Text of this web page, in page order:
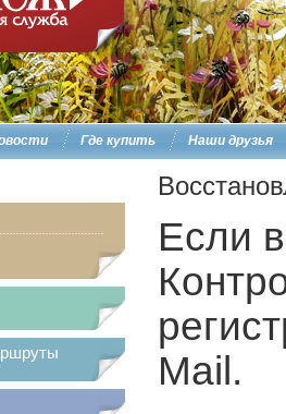
Где купить Наши друзья
Если
Mail.